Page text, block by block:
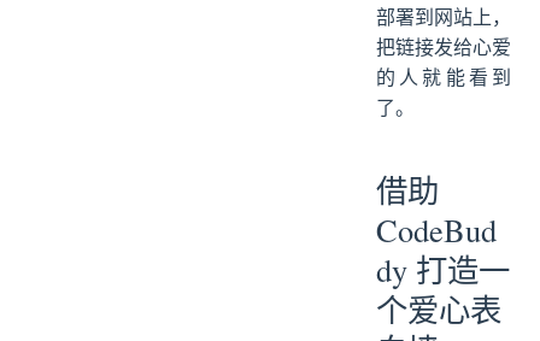
部署到网站上，
把链接发给心爱
的人就能看到
了。
借助
CodeBud
dy 打造一
个爱心表